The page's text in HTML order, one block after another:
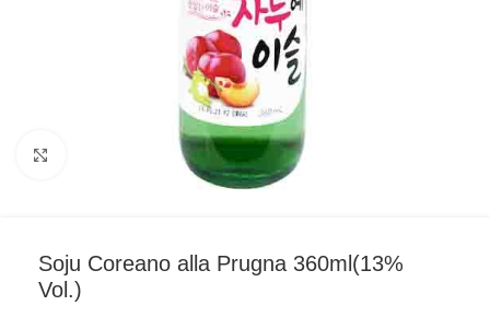
Clicca per ingrandire
Soju Coreano alla Prugna 360ml(13%
Vol.)